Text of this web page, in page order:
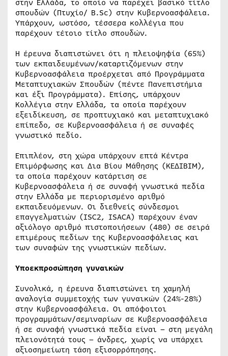
στην Ελλάδα, το οποίο να παρέχει βασικό τίτλο
σπουδών (Πτυχίο/ B.Sc) στην Κυβερνοασφάλεια.
Υπάρχουν, ωστόσο, τέσσερα κολλέγια που
παρέχουν τέτοιο τίτλο σπουδών.
Η έρευνα διαπιστώνει ότι η πλειοψηφία (65%)
των εκπαιδευμένων/καταρτιζόμενων στην
Κυβερνοασφάλεια προέρχεται από Προγράμματα
Μεταπτυχιακών Σπουδών (πέντε Πανεπιστήμια
και έξι Προγράμματα). Επίσης, υπάρχουν
Κολλέγια στην Ελλάδα, τα οποία παρέχουν
εξειδίκευση, σε προπτυχιακό και μεταπτυχιακό
επίπεδο, σε Κυβερνοασφάλεια ή σε συναφές
γνωστικό πεδίο.
Επιπλέον, στη χώρα υπάρχουν επτά Κέντρα
Επιμόρφωσης και Δια Βίου Μάθησης (ΚΕΔΙΒΙΜ),
τα οποία παρέχουν κατάρτιση σε
Κυβερνοασφάλεια ή σε συναφή γνωστικά πεδία
στην Ελλάδα με περιορισμένο αριθμό
εκπαιδευόμενων. Οι διεθνείς σύνδεσμοι
επαγγελματιών (ISC2, ISACA) παρέχουν έναν
αξιόλογο αριθμό πιστοποιήσεων (480) σε σειρά
επιμέρους πεδίων της Κυβερνοασφάλειας και
των συναφών της γνωστικών πεδίων.
Υποεκπροσώπηση γυναικών
Συνολικά, η έρευνα διαπιστώνει τη χαμηλή
αναλογία συμμετοχής των γυναικών (24%-28%)
στην Κυβερνοασφάλεια. Οι απόφοιτοι
προγραμμάτων/σεμιναρίων σε Κυβερνοασφάλεια
ή σε συναφή γνωστικά πεδία είναι – στη μεγάλη
πλειονότητά τους – άνδρες, χωρίς να υπάρχει
αξιοσημείωτη τάση εξισορρόπησης.